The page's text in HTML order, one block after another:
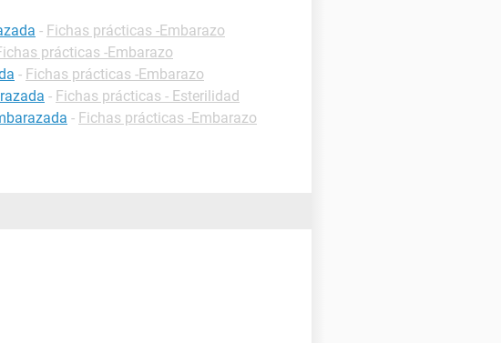
- Fichas prácticas -Embarazo
prácticas -Embarazo
- Fichas prácticas -Embarazo
- Fichas prácticas - Esterilidad
- Fichas prácticas -Embarazo